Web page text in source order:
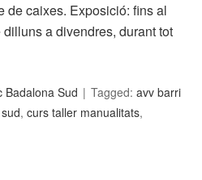
de caixes. Exposició: fins al
a divendres, durant tot
Badalona Sud Tagged:avv barri
,curs taller manualitats,